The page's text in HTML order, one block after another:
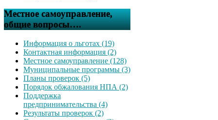
Местное самоуправление,
общие вопросы….
Информация о льготах (19)
Контактная информация (2)
Местное самоуправление (128)
Муниципальные программы (3)
Планы проверок (5)
Порядок обжалования НПА (2)
Поддержка
предпринимательства (4)
Результаты проверок (2)